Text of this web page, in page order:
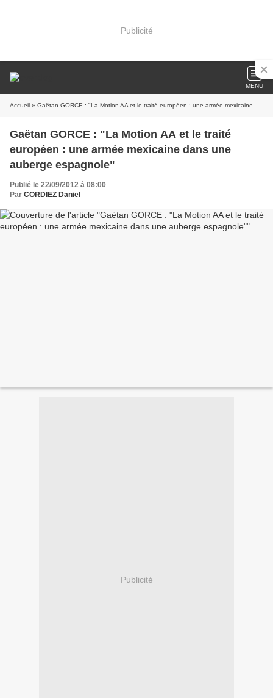
Publicité
MENU
Accueil » Gaëtan GORCE : "La Motion AA et le traité européen : une armée mexicaine dans une auberge espagnole"
Gaëtan GORCE : "La Motion AA et le traité
européen : une armée mexicaine dans une
auberge espagnole"
Publié le 22/09/2012 à 08:00
Par CORDIEZ Daniel
Publicité